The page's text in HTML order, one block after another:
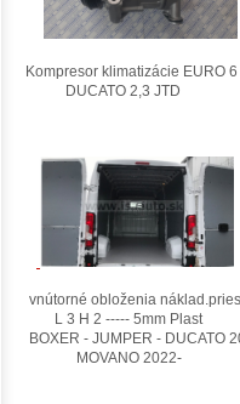
Kompresor klimatizácie EURO 6
DUCATO 2,3 JTD
vnútorné obloženia
L 3 H 2 ----- 5mm Plast
BOXER - JUMPER - DUCATO
MOVANO 2022-